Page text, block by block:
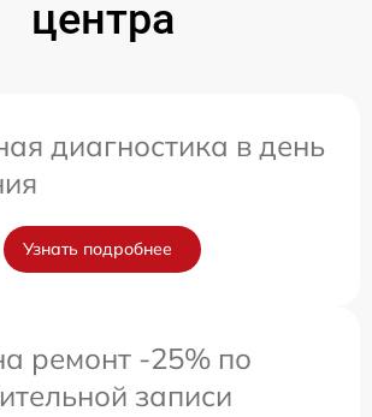
центра
диагностика в день
Узнать подробнее
ремонт -25% по
записи